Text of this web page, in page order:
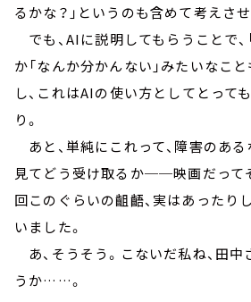
るかな？」というのも含めて考えさせ
でも、AIに説明してもらうことで、
か「なんか分かんない」みたいなこ
し、これはAIの使い方としてとって
り。
あと、単純にこれって、障害のある
見てどう受け取るか──映画だっ
回このぐらいの齟齬、実はあったり
いました。
あ、そうそう。こないだ私ね、田
うか……。